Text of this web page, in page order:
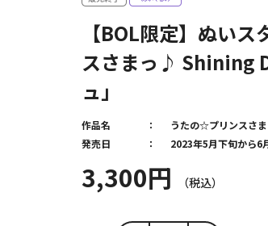
【BOL限定】ぬい
スさまっ♪ Shining
ュ」
3,300円
作品名
うたの☆プリンスさ
発売日
2023年5月下旬から6